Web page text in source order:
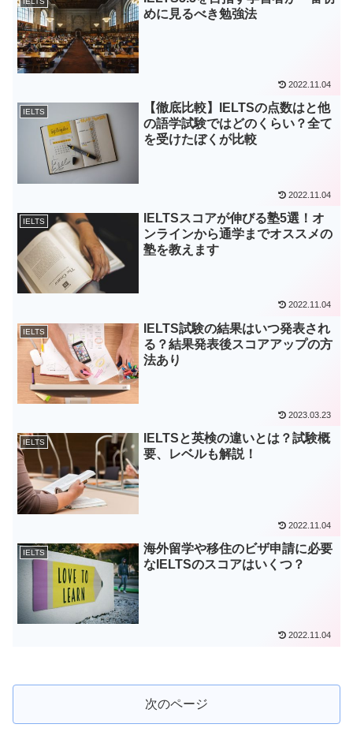
めに見るべき勉強法
2022.11.04
IELTS
【徹底比較】IELTSの点数はと他
の語学試験ではどのくらい？全て
を受けたぼくが比較
2022.11.04
IELTS
IELTSスコアが伸びる塾5選！オ
ンラインから通学までオススメの
塾を教えます
2022.11.04
IELTS
IELTS試験の結果はいつ発表され
る？結果発表後スコアアップの方
法あり
2023.03.23
IELTS
IELTSと英検の違いとは？試験概
要、レベルも解説！
2022.11.04
IELTS
海外留学や移住のビザ申請に必要
なIELTSのスコアはいくつ？
2022.11.04
次のページ